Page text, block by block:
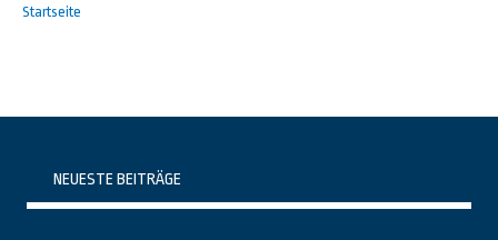
Startseite
NEUESTE BEITRÄGE